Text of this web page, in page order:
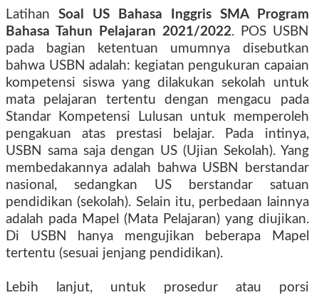
Latihan Soal US Bahasa Inggris SMA Program
Bahasa Tahun Pelajaran 2021/2022. POS USBN
pada bagian ketentuan umumnya disebutkan
bahwa USBN adalah: kegiatan pengukuran capaian
kompetensi siswa yang dilakukan sekolah untuk
mata pelajaran tertentu dengan mengacu pada
Standar Kompetensi Lulusan untuk memperoleh
pengakuan atas prestasi belajar. Pada intinya,
USBN sama saja dengan US (Ujian Sekolah). Yang
membedakannya adalah bahwa USBN berstandar
nasional, sedangkan US berstandar satuan
pendidikan (sekolah). Selain itu, perbedaan lainnya
adalah pada Mapel (Mata Pelajaran) yang diujikan.
Di USBN hanya mengujikan beberapa Mapel
tertentu (sesuai jenjang pendidikan).
Lebih lanjut, untuk prosedur atau porsi